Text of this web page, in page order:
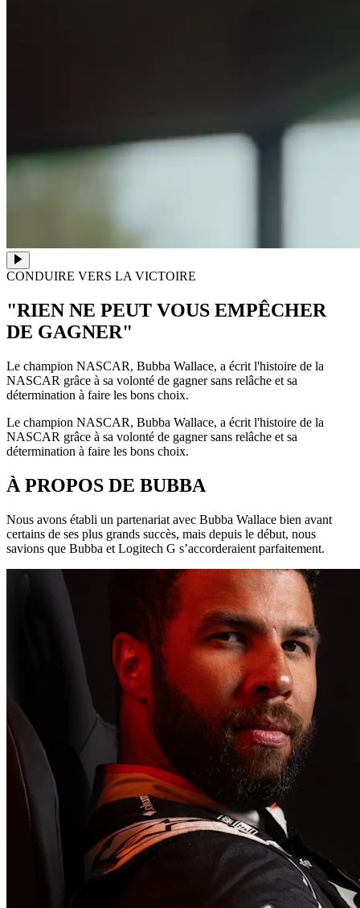
CONDUIRE VERS LA VICTOIRE
"RIEN NE PEUT VOUS EMPÊCHER
DE GAGNER"
Le champion NASCAR, Bubba Wallace, a écrit l'histoire de la
NASCAR grâce à sa volonté de gagner sans relâche et sa
détermination à faire les bons choix.
Le champion NASCAR, Bubba Wallace, a écrit l'histoire de la
NASCAR grâce à sa volonté de gagner sans relâche et sa
détermination à faire les bons choix.
À PROPOS DE BUBBA
Nous avons établi un partenariat avec Bubba Wallace bien avant
certains de ses plus grands succès, mais depuis le début, nous
savions que Bubba et Logitech G s’accorderaient parfaitement.